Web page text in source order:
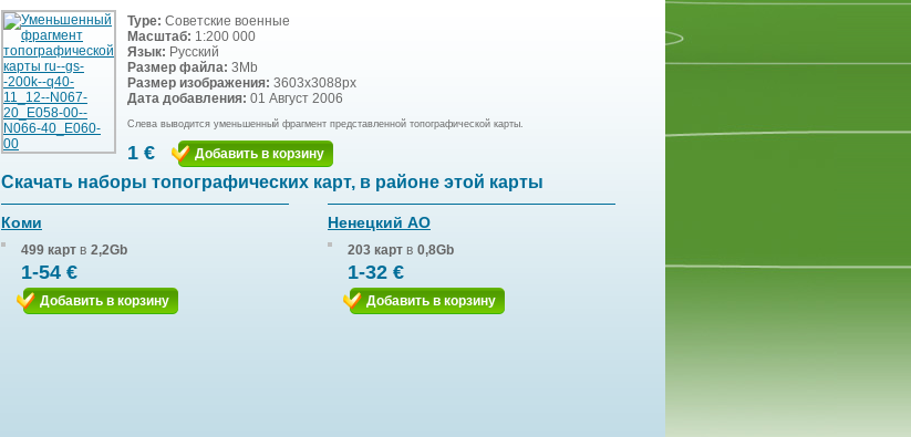
Type: Советские военные
Масштаб: 1:200 000
Язык: Русский
Размер файла: 3Mb
Размер изображения: 3603x3088px
Дата добавления: 01 Август 2006
Слева выводится уменьшенный фрагмент представленной топографической карты.
1 € Добавить в корзину
Скачать наборы топографических карт, в районе этой карты
Коми
499 карт в 2,2Gb
1-54 €
Добавить в корзину
Ненецкий АО
203 карт в 0,8Gb
1-32 €
Добавить в корзину